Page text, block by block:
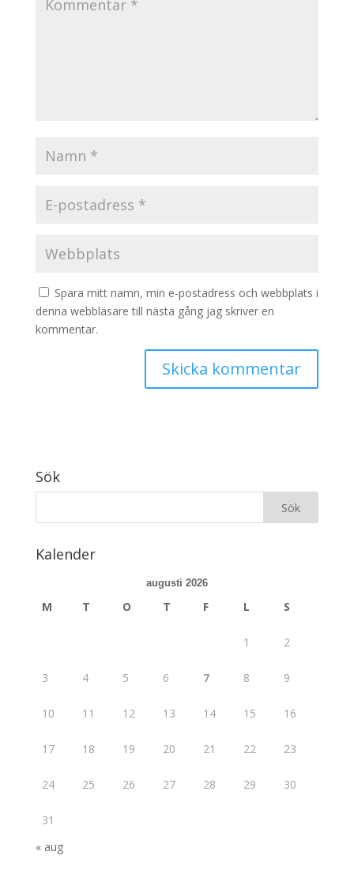
Spara mitt namn, min e-postadress och webbplats i
denna webbläsare till nästa gång jag skriver en
kommentar.
Sök
Kalender
augusti 2026
M T O T F L S
1 2
3 4 5 6 7 8 9
10 11 12 13 14 15 16
17 18 19 20 21 22 23
24 25 26 27 28 29 30
31
« aug